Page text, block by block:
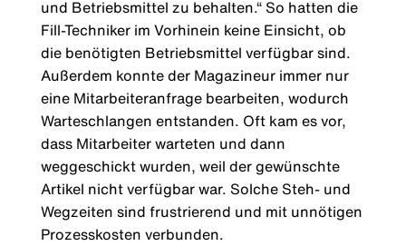
und Betriebsmittel zu behalten.“ So hatten die
Fill-Techniker im Vorhinein keine Einsicht, ob
die benötigten Betriebsmittel verfügbar sind.
Außerdem konnte der Magazineur immer nur
eine Mitarbeiteranfrage bearbeiten, wodurch
Warteschlangen entstanden. Oft kam es vor,
dass Mitarbeiter warteten und dann
weggeschickt wurden, weil der gewünschte
Artikel nicht verfügbar war. Solche Steh- und
Wegzeiten sind frustrierend und mit unnötigen
Prozesskosten verbunden.